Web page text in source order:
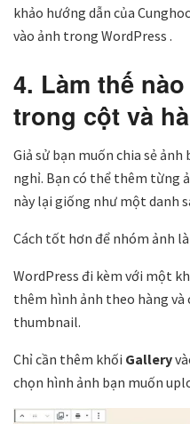
khảo hướng dẫn của
vào ảnh trong WordPress .
4. Làm thế
trong cột và
Giả sử bạn muốn chia sẻ
nghỉ. Bạn có thể thêm từng
này lại giống như một danh
Cách tốt hơn để nhóm ảnh
WordPress đi kèm với một
thêm hình ảnh theo hàng
thumbnail.
Chỉ cần thêm khối Gallery
chọn hình ảnh bạn muốn